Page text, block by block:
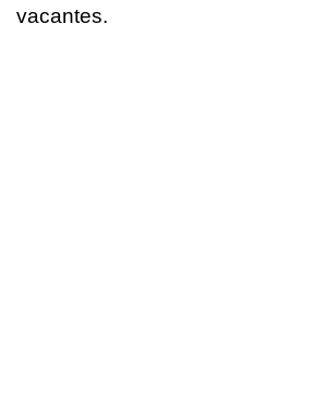
vacantes.